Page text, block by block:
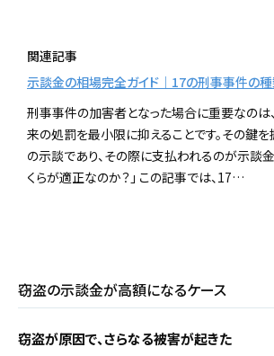
関連記事
示談金の相場完全ガイド｜17の刑事事件の
刑事事件の加害者となった場合に重要なのは
来の処罰を最小限に抑えることです。その鍵を
の示談であり、その際に支払われるのが示談金
くらが適正なのか？」 この記事では、17…
窃盗の示談金が高額になるケース
窃盗が原因で、さらなる被害が起きた